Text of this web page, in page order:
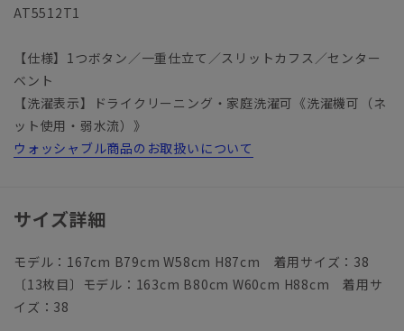
AT5512T1
【仕様】1つボタン／一重仕立て／スリットカフス／センター
ベント
【洗濯表示】ドライクリーニング・家庭洗濯可《洗濯機可（ネ
ット使用・弱水流）》
ウォッシャブル商品のお取扱いについて
サイズ詳細
モデル：167cm B79cm W58cm H87cm 着用サイズ：38
〔13枚目〕モデル：163cm B80cm W60cm H88cm 着用サ
イズ：38